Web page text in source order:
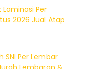
Per
2026 Jual Atap
SNI Per Lembar